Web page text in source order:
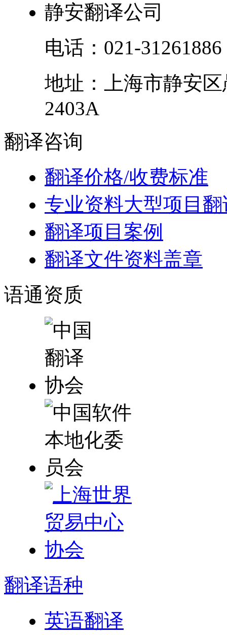
静安翻译公司
电话： 021-31261886
地址：
上海市静安区
2403A
翻译咨询
翻译价格/收费标准
专业资料大型项目翻
翻译项目案例
翻译文件资料盖章
语通资质
翻译语种
英语翻译